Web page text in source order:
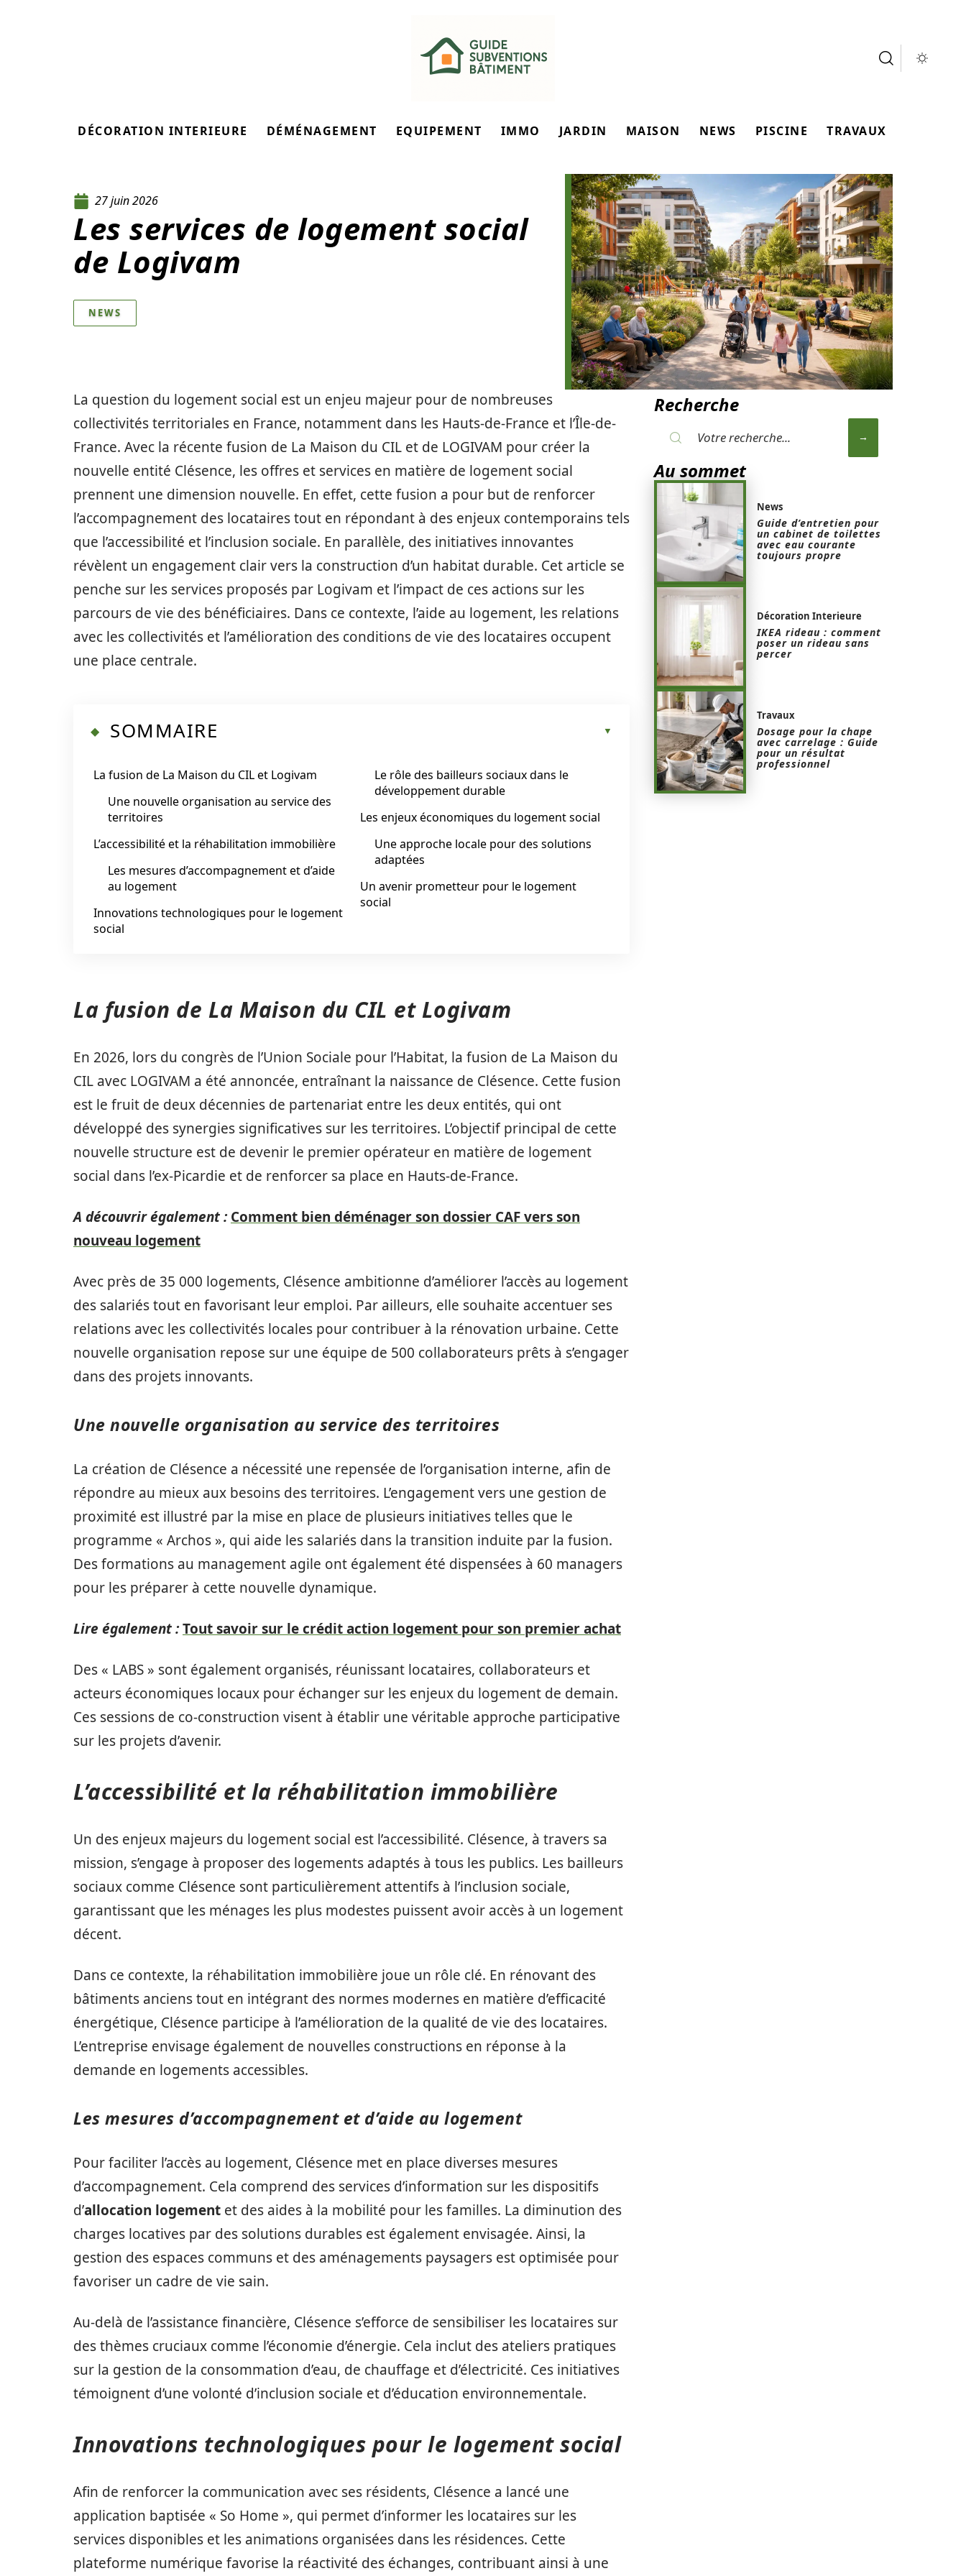
DÉCORATION INTERIEURE DÉMÉNAGEMENT EQUIPEMENT IMMO JARDIN MAISON NEWS PISCINE TRAVAUX
27 juin 2026
Les services de logement social
de Logivam
NEWS
La question du logement social est un enjeu majeur pour de nombreuses
collectivités territoriales en France, notamment dans les Hauts-de-France et l’Île-de-
France. Avec la récente fusion de La Maison du CIL et de LOGIVAM pour créer la
nouvelle entité Clésence, les offres et services en matière de logement social
prennent une dimension nouvelle. En effet, cette fusion a pour but de renforcer
l’accompagnement des locataires tout en répondant à des enjeux contemporains tels
que l’accessibilité et l’inclusion sociale. En parallèle, des initiatives innovantes
révèlent un engagement clair vers la construction d’un habitat durable. Cet article se
penche sur les services proposés par Logivam et l’impact de ces actions sur les
parcours de vie des bénéficiaires. Dans ce contexte, l’aide au logement, les relations
avec les collectivités et l’amélioration des conditions de vie des locataires occupent
une place centrale.
SOMMAIRE
La fusion de La Maison du CIL et Logivam
Une nouvelle organisation au service des
territoires
L’accessibilité et la réhabilitation immobilière
Les mesures d’accompagnement et d’aide
au logement
Innovations technologiques pour le logement
social
Le rôle des bailleurs sociaux dans le
développement durable
Les enjeux économiques du logement social
Une approche locale pour des solutions
adaptées
Un avenir prometteur pour le logement
social
La fusion de La Maison du CIL et Logivam
En 2026, lors du congrès de l’Union Sociale pour l’Habitat, la fusion de La Maison du
CIL avec LOGIVAM a été annoncée, entraînant la naissance de Clésence. Cette fusion
est le fruit de deux décennies de partenariat entre les deux entités, qui ont
développé des synergies significatives sur les territoires. L’objectif principal de cette
nouvelle structure est de devenir le premier opérateur en matière de logement
social dans l’ex-Picardie et de renforcer sa place en Hauts-de-France.
A découvrir également : Comment bien déménager son dossier CAF vers son
nouveau logement
Avec près de 35 000 logements, Clésence ambitionne d’améliorer l’accès au logement
des salariés tout en favorisant leur emploi. Par ailleurs, elle souhaite accentuer ses
relations avec les collectivités locales pour contribuer à la rénovation urbaine. Cette
nouvelle organisation repose sur une équipe de 500 collaborateurs prêts à s’engager
dans des projets innovants.
Une nouvelle organisation au service des territoires
La création de Clésence a nécessité une repensée de l’organisation interne, afin de
répondre au mieux aux besoins des territoires. L’engagement vers une gestion de
proximité est illustré par la mise en place de plusieurs initiatives telles que le
programme « Archos », qui aide les salariés dans la transition induite par la fusion.
Des formations au management agile ont également été dispensées à 60 managers
pour les préparer à cette nouvelle dynamique.
Lire également :Tout savoir sur le crédit action logement pour son premier achat
Des « LABS » sont également organisés, réunissant locataires, collaborateurs et
acteurs économiques locaux pour échanger sur les enjeux du logement de demain.
Ces sessions de co-construction visent à établir une véritable approche participative
sur les projets d’avenir.
L’accessibilité et la réhabilitation immobilière
Un des enjeux majeurs du logement social est l’accessibilité. Clésence, à travers sa
mission, s’engage à proposer des logements adaptés à tous les publics. Les bailleurs
sociaux comme Clésence sont particulièrement attentifs à l’inclusion sociale,
garantissant que les ménages les plus modestes puissent avoir accès à un logement
décent.
Dans ce contexte, la réhabilitation immobilière joue un rôle clé. En rénovant des
bâtiments anciens tout en intégrant des normes modernes en matière d’efficacité
énergétique, Clésence participe à l’amélioration de la qualité de vie des locataires.
L’entreprise envisage également de nouvelles constructions en réponse à la
demande en logements accessibles.
Les mesures d’accompagnement et d’aide au logement
Pour faciliter l’accès au logement, Clésence met en place diverses mesures
d’accompagnement. Cela comprend des services d’information sur les dispositifs
d’allocation logement et des aides à la mobilité pour les familles. La diminution des
charges locatives par des solutions durables est également envisagée. Ainsi, la
gestion des espaces communs et des aménagements paysagers est optimisée pour
favoriser un cadre de vie sain.
Au-delà de l’assistance financière, Clésence s’efforce de sensibiliser les locataires sur
des thèmes cruciaux comme l’économie d’énergie. Cela inclut des ateliers pratiques
sur la gestion de la consommation d’eau, de chauffage et d’électricité. Ces initiatives
témoignent d’une volonté d’inclusion sociale et d’éducation environnementale.
Innovations technologiques pour le logement social
Afin de renforcer la communication avec ses résidents, Clésence a lancé une
application baptisée « So Home », qui permet d’informer les locataires sur les
services disponibles et les animations organisées dans les résidences. Cette
plateforme numérique favorise la réactivité des échanges, contribuant ainsi à une
Recherche
Au sommet
News
Guide d’entretien pour
un cabinet de toilettes
avec eau courante
toujours propre
Décoration Interieure
IKEA rideau : comment
poser un rideau sans
percer
Travaux
Dosage pour la chape
avec carrelage : Guide
pour un résultat
professionnel